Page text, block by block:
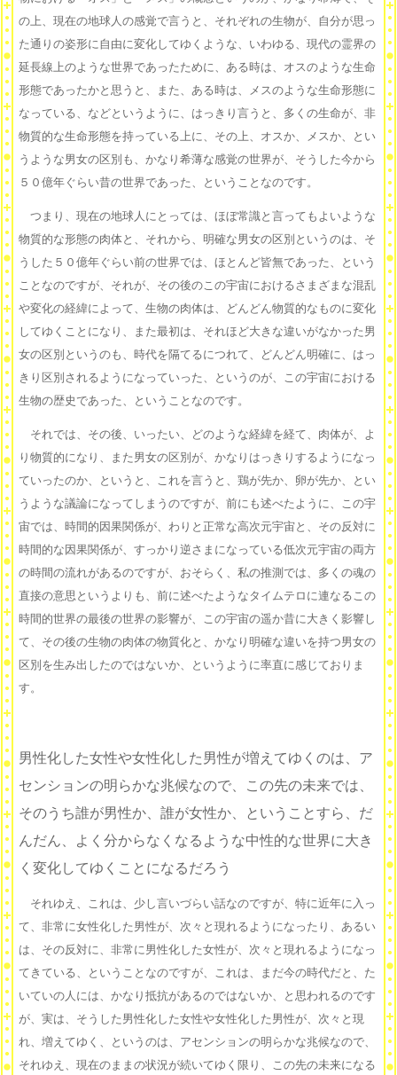
の上、現在の地球人の感覚で言うと、それぞれの生物が、自分が思っ
た通りの姿形に自由に変化してゆくような、いわゆる、現代の霊界の
延長線上のような世界であったために、ある時は、オスのような生命
形態であったかと思うと、また、ある時は、メスのような生命形態に
なっている、などというように、はっきり言うと、多くの生命が、非
物質的な生命形態を持っている上に、その上、オスか、メスか、とい
うような男女の区別も、かなり希薄な感覚の世界が、そうした今から
５０億年ぐらい昔の世界であった、ということなのです。
つまり、現在の地球人にとっては、ほぼ常識と言ってもよいような
物質的な形態の肉体と、それから、明確な男女の区別というのは、そ
うした５０億年ぐらい前の世界では、ほとんど皆無であった、という
ことなのですが、それが、その後のこの宇宙におけるさまざまな混乱
や変化の経緯によって、生物の肉体は、どんどん物質的なものに変化
してゆくことになり、また最初は、それほど大きな違いがなかった男
女の区別というのも、時代を隔てるにつれて、どんどん明確に、はっ
きり区別されるようになっていった、というのが、この宇宙における
生物の歴史であった、ということなのです。
それでは、その後、いったい、どのような経緯を経て、肉体が、よ
り物質的になり、また男女の区別が、かなりはっきりするようになっ
ていったのか、というと、これを言うと、鶏が先か、卵が先か、とい
うような議論になってしまうのですが、前にも述べたように、この宇
宙では、時間的因果関係が、わりと正常な高次元宇宙と、その反対に
時間的な因果関係が、すっかり逆さまになっている低次元宇宙の両方
の時間の流れがあるのですが、おそらく、私の推測では、多くの魂の
直接の意思というよりも、前に述べたようなタイムテロに連なるこの
時間的世界の最後の世界の影響が、この宇宙の遥か昔に大きく影響し
て、その後の生物の肉体の物質化と、かなり明確な違いを持つ男女の
区別を生み出したのではないか、というように率直に感じておりま
す。
男性化した女性や女性化した男性が増えてゆくのは、ア
センションの明らかな兆候なので、この先の未来では、
そのうち誰が男性か、誰が女性か、ということすら、だ
んだん、よく分からなくなるような中性的な世界に大き
く変化してゆくことになるだろう
それゆえ、これは、少し言いづらい話なのですが、特に近年に入っ
て、非常に女性化した男性が、次々と現れるようになったり、あるい
は、その反対に、非常に男性化した女性が、次々と現れるようになっ
てきている、ということなのですが、これは、まだ今の時代だと、た
いていの人には、かなり抵抗があるのではないか、と思われるのです
が、実は、そうした男性化した女性や女性化した男性が、次々と現
れ、増えてゆく、というのは、アセンションの明らかな兆候なので、
それゆえ、現在のままの状況が続いてゆく限り、この先の未来になる